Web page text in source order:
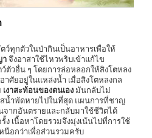
ทุกตัวในป่ากินเป็นอาหารเพื่อให้
าจึงอาสาใช้ไหวพริบเข้าแก้ไข
ตัวอื่น ๆ โดยการล่อหลอกให้สิงโตหลง
าศัยอยู่ในแหล่งน้ำ เมื่อสิงโตหลงกล
เงาสะท้อนของตนเองมันกลับไม่
น้ำพัดหายไปในที่สุด แผนการที่ชาญ
ากอันตรายและกลับมาใช้ชีวิตได้
ง เนื้อหาโดยรวมจึงมุ่งเน้นไปที่การใช้
นือกว่าเพื่อส่วนรวมครับ